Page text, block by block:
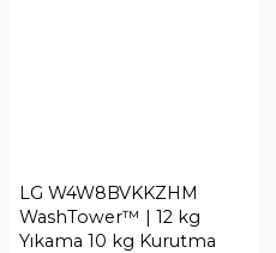
LG W4W8BVKKZHM
WashTower™ | 12 kg
Yıkama 10 kg Kurutma